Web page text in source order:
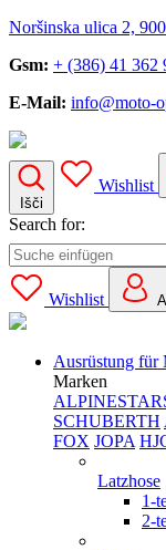
Noršinska ulica 2,
Gsm: + (386) 41 362
E-Mail: info@moto-
Išči
Wishlist
Search for:
Wishlist
Ausrüstung für
Marken
SCHUBERTH
FOX JOPA
Latzhose
1-
2-